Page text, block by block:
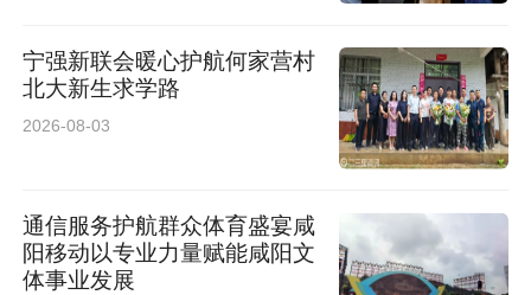
宁强新联会暖心护航何家营村
北大新生求学路
2026-08-03
通信服务护航群众体育盛宴咸
阳移动以专业力量赋能咸阳文
体事业发展